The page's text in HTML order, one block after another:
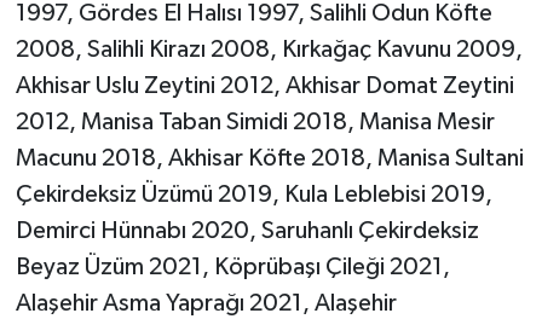
1997, Gördes El Halısı 1997, Salihli Odun Köfte
2008, Salihli Kirazı 2008, Kırkağaç Kavunu 2009,
Akhisar Uslu Zeytini 2012, Akhisar Domat Zeytini
2012, Manisa Taban Simidi 2018, Manisa Mesir
Macunu 2018, Akhisar Köfte 2018, Manisa Sultani
Çekirdeksiz Üzümü 2019, Kula Leblebisi 2019,
Demirci Hünnabı 2020, Saruhanlı Çekirdeksiz
Beyaz Üzüm 2021, Köprübaşı Çileği 2021,
Alaşehir Asma Yaprağı 2021, Alaşehir